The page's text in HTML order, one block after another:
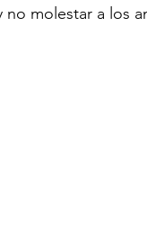
molestar a los